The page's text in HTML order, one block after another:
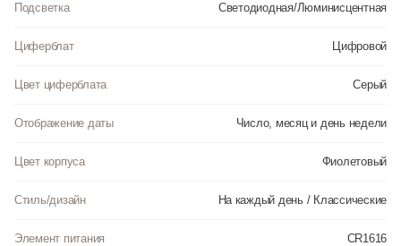
Подсветка Светодиодная/Люминисцентная
Циферблат Цифровой
Цвет циферблата Серый
Отображение даты Число, месяц и день недели
Цвет корпуса Фиолетовый
Стиль/дизайн На каждый день / Классические
Элемент питания CR1616